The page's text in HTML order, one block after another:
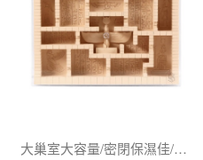
大巢室大容量/密閉保濕佳/純手刻巢室壁畫